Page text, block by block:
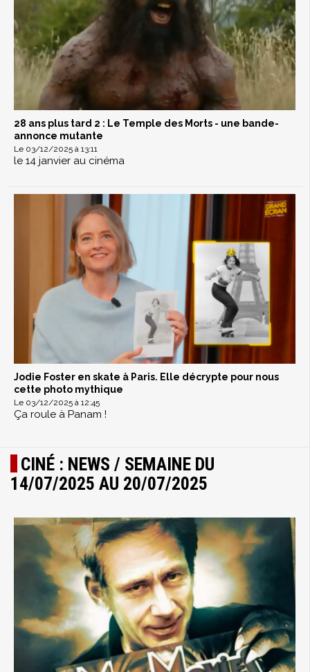
28 ans plus tard 2 : Le Temple des Morts - une bande-
annonce mutante
Le 03/12/2025 à 13:11
le 14 janvier au cinéma
Jodie Foster en skate à Paris. Elle décrypte pour nous
cette photo mythique
Le 03/12/2025 à 12:45
Ça roule à Panam !
CINÉ : NEWS / SEMAINE DU
14/07/2025 AU 20/07/2025